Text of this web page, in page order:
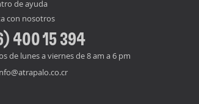
de ayuda
con nosotros
400 15 394
de lunes a viernes de 8 am a 6 pm